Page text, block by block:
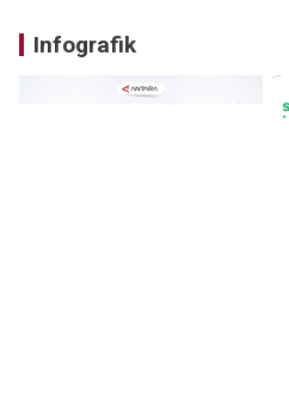
Infografik